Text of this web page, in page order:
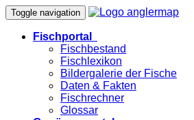
Toggle navigation
Fischportal
Fischbestand
Fischlexikon
Bildergalerie der Fische
Daten & Fakten
Fischrechner
Glossar